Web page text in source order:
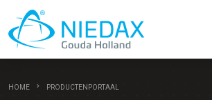
HOME PRODUCTENPORTAAL